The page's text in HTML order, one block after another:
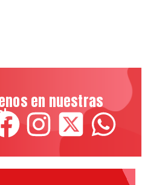
en nuestras